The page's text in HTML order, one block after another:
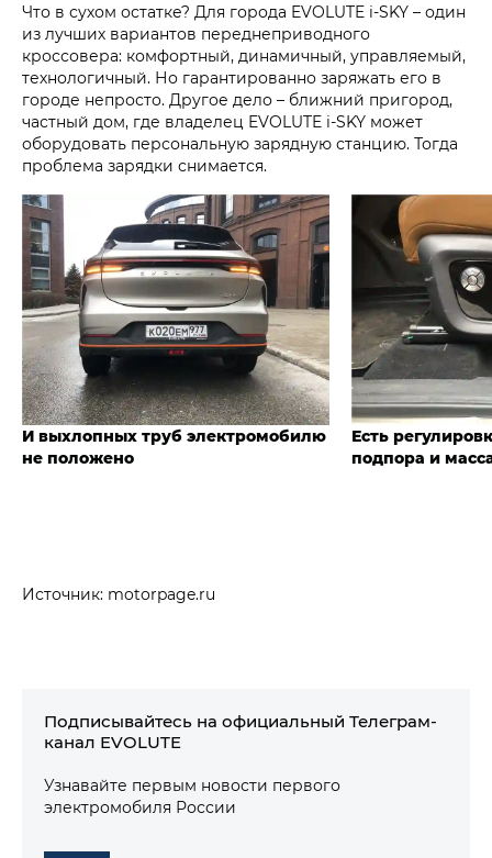
Что в сухом остатке? Для города EVOLUTE i‑SKY – один
из лучших вариантов переднеприводного
кроссовера: комфортный, динамичный, управляемый,
технологичный. Но гарантированно заряжать его в
городе непросто. Другое дело – ближний пригород,
частный дом, где владелец EVOLUTE i‑SKY может
оборудовать персональную зарядную станцию. Тогда
проблема зарядки снимается.
И выхлопных труб электромобилю
не положено
Есть
подпора и
Источник: motorpage.ru
Подписывайтесь на официальный Телеграм-
канал EVOLUTE
Узнавайте первым новости первого
электромобиля России